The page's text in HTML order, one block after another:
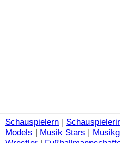
Schauspielern |
Models | Musik Stars |